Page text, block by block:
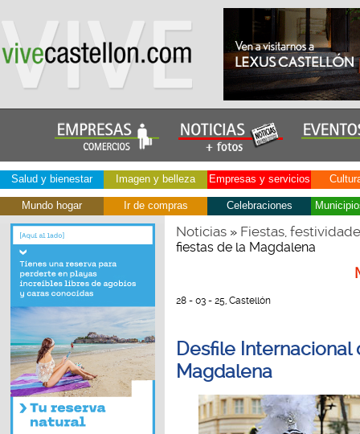
Salud y bienestar Imagen y belleza Empresas y servicios
Mundo hogar Ir de compras Celebraciones
Noticias» Fiestas,
fiestas de la Magdalena
28 - 03 - 25, Castellón
Desfile
Magdalena